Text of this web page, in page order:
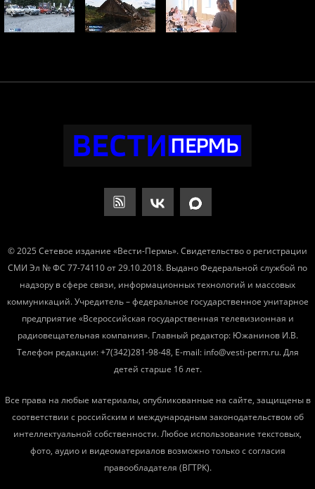
© 2025 Сетевое издание «Вести-Пермь». Свидетельство о регистрации
СМИ Эл № ФС 77-74110 от 29.10.2018. Выдано Федеральной службой по
надзору в сфере связи, информационных технологий и массовых
коммуникаций. Учредитель – федеральное государственное унитарное
предприятие «Всероссийская государственная телевизионная и
радиовещательная компания». Главный редактор: Южанинов И.В.
Телефон редакции: +7(342)281-98-48, E-mail: info@vesti-perm.ru. Для
детей старше 16 лет.
Все права на любые материалы, опубликованные на сайте, защищены в
соответствии с российским и международным законодательством об
интеллектуальной собственности. Любое использование текстовых,
фото, аудио и видеоматериалов возможно только с согласия
правообладателя (ВГТРК).